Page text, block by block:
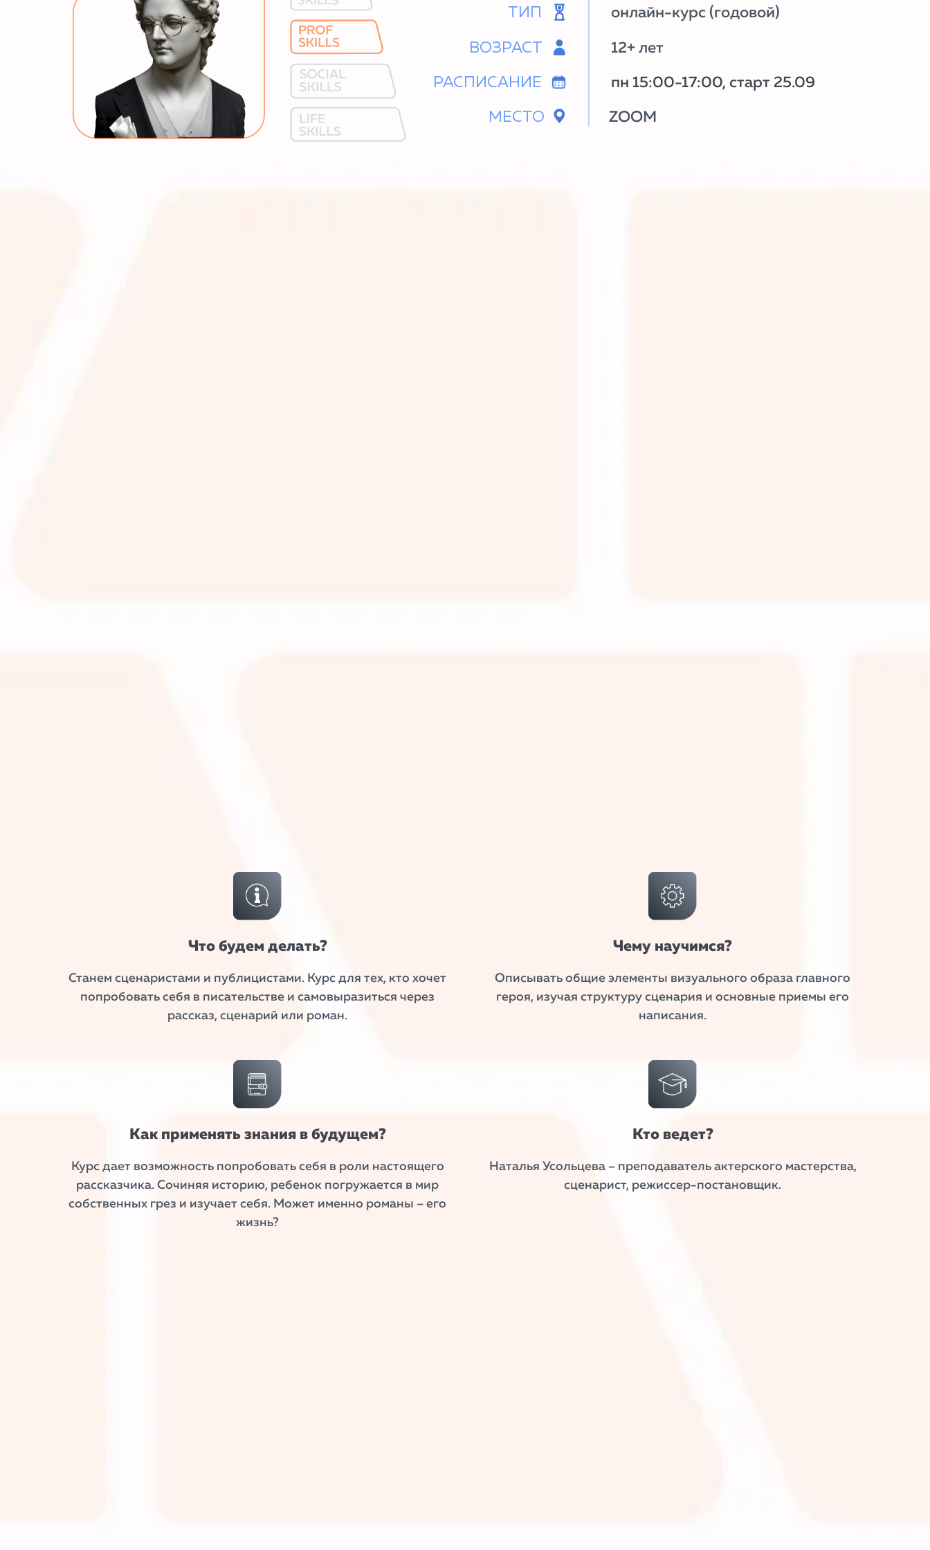
РАСПИСАНИЕ
12+ лет
пн 15:00-17:00, старт 25.09
ZOOM
Что будем делать?
Станем сценаристами и публицистами. Курс для тех, кто хочет
попробовать себя в писательстве и самовыразиться через
рассказ, сценарий или роман.
Чему научимся?
Описывать общие элементы визуального образа главного
героя, изучая структуру сценария и основные приемы его
написания.
Как применять знания в будущем?
Курс дает возможность попробовать себя в роли настоящего
рассказчика. Сочиняя историю, ребенок погружается в мир
собственных грез и изучает себя. Может именно романы – его
жизнь?
Кто ведет?
Наталья Усольцева – преподаватель актерского мастерства,
сценарист, режиссер-постановщик.